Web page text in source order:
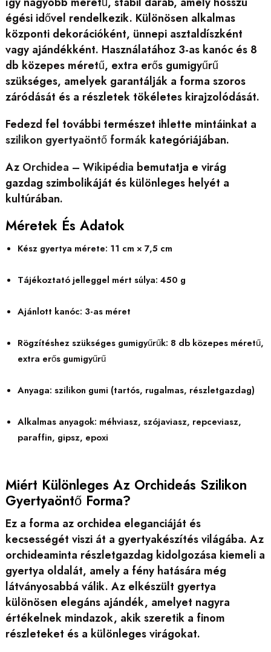
égési idővel rendelkezik. Különösen alkalmas
központi dekorációként, ünnepi asztaldíszként
vagy ajándékként. Használatához 3-as kanóc és 8
db közepes méretű, extra erős gumigyűrű
szükséges, amelyek garantálják a forma szoros
záródását és a részletek tökéletes kirajzolódását.
Fedezd fel további természet ihlette mintáinkat a
szilikon gyertyaöntő formákkategóriájában.
Az Orchidea – Wikipédia bemutatja e virág
gazdag szimbolikáját és különleges helyét a
kultúrában.
Méretek És Adatok
Kész gyertya mérete: 11 cm × 7,5 cm
Tájékoztató jelleggel mért súlya: 450 g
Ajánlott kanóc: 3-as méret
Rögzítéshez szükséges gumigyűrűk: 8 db közepes méretű,
extra erős gumigyűrű
Anyaga: szilikon gumi (tartós, rugalmas, részletgazdag)
Alkalmas anyagok: méhviasz, szójaviasz, repceviasz,
paraffin, gipsz, epoxi
Miért Különleges Az Orchideás Szilikon
Gyertyaöntő Forma?
Ez a forma az orchidea eleganciáját és
kecsességét viszi át a gyertyakészítés világába. Az
orchideaminta részletgazdag kidolgozása kiemeli a
gyertya oldalát, amely a fény hatására még
látványosabbá válik. Az elkészült gyertya
különösen elegáns ajándék, amelyet nagyra
értékelnek mindazok, akik szeretik a finom
részleteket és a különleges virágokat.